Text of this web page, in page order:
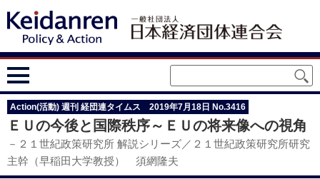
Action(活動) 週刊 経団連タイムス 2019年7月18日 No.3416
ＥＵの今後と国際秩序～ＥＵの将来像への視角
－２１世紀政策研究所 解説シリーズ／２１世紀政策研究所研究
主幹（早稲田大学教授） 須網隆夫